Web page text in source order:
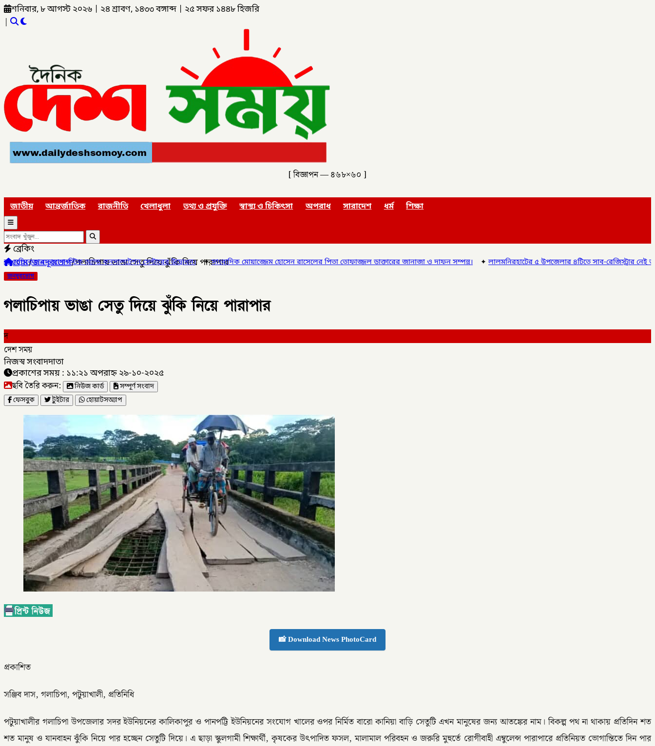
শনিবার, ৮ আগস্ট ২০২৬ ২৪ শ্রাবণ, ১৪৩৩ বঙ্গাব্দ ২৫ সফর ১৪৪৮ হিজরি
|
[ বিজ্ঞাপন — ৪৬৮×৬০ ]
জাতীয় আন্তর্জাতিক রাজনীতি খেলাধুলা তথ্য ও প্রযুক্তি স্বাস্থ্য ও চিকিৎসা অপরাধ সারাদেশ ধর্ম শিক্ষা
ব্রেকিং
অ্যান্ড কনসালটেশন সেন্টারের উদ্বোধন।✦সাংবাদিক মোয়াজ্জেম হোসেন রাসেলের পিতা তোফাজ্জল ডাক্তারের জানাজা ও দাফন সম্পন্ন।✦লালমনিরহাটের ৫ উপজেলার ৪টিতে সাব-রেজিস্ট্রার নেই অতিরিক্ত দায়িত্বে
হোম/জনদূরভোগ/গলাচিপায় ভাঙা সেতু দিয়ে ঝুঁকি নিয়ে পারাপার
জনদূরভোগ
গলাচিপায় ভাঙা সেতু দিয়ে ঝুঁকি নিয়ে পারাপার
দ
দেশ সময়
নিজস্ব সংবাদদাতা
প্রকাশের সময় : ১১:২১ অপরাহ্ন ২৯-১০-২০২৫
ছবি তৈরি করুন: নিউজ কার্ড
সম্পূর্ণ সংবাদ
ফেসবুক
টুইটার হোয়াটসঅ্যাপ
📸 Download News PhotoCard
প্রকাশিত
সঞ্জিব দাস, গলাচিপা, পটুয়াখালী, প্রতিনিধি
পটুয়াখালীর গলাচিপা উপজেলার সদর ইউনিয়নের কালিকাপুর ও পানপট্টি ইউনিয়নের সংযোগ খালের ওপর নির্মিত বারো কানিয়া বাড়ি সেতুটি এখন মানুষের জন্য আতঙ্কের নাম। বিকল্প পথ না থাকায় প্রতিদিন শত
শত মানুষ ও যানবাহন ঝুঁকি নিয়ে পার হচ্ছেন সেতুটি দিয়ে। এ ছাড়া স্কুলগামী শিক্ষার্থী, কৃষকের উৎপাদিত ফসল, মালামাল পরিবহন ও জরুরি মুহুর্তে রোগীবাহী এম্বুলেন্স পারাপারে প্রতিনিয়ত ভোগান্তিতে দিন পার